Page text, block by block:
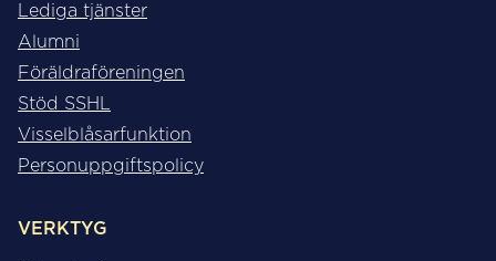
Lediga tjänster
Alumni
Föräldraföreningen
Stöd SSHL
Visselblåsarfunktion
Personuppgiftspolicy
VERKTYG